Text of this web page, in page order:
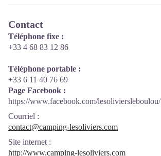
Contact
Téléphone fixe :
+33 4 68 83 12 86
Téléphone portable :
+33 6 11 40 76 69
Page Facebook :
https://www.facebook.com/lesoliviersleboulou/
Courriel :
contact@camping-lesoliviers.com
Site internet :
http://www.camping-lesoliviers.com